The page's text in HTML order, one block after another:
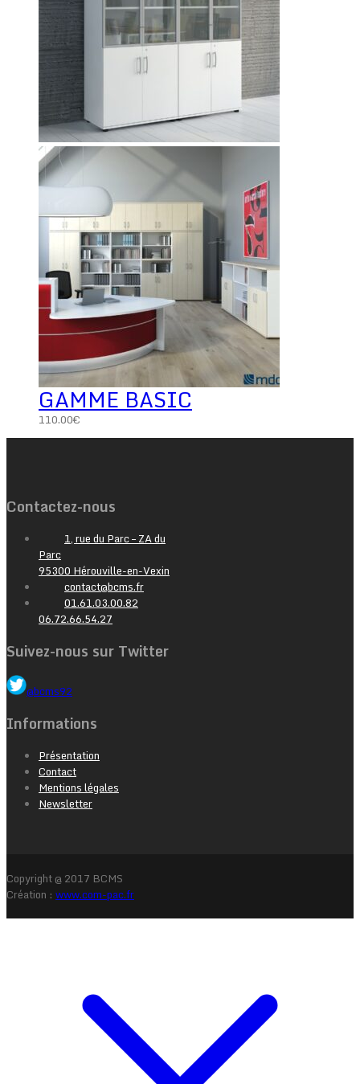
GAMME BASIC
110.00€
Contactez-nous
1, rue du Parc – ZA du
Parc
95300 Hérouville-en-Vexin
contact@bcms.fr
01.61.03.00.82
06.72.66.54.27
Suivez-nous sur Twitter
@bcms92
Informations
Présentation
Contact
Mentions légales
Newsletter
Copyright @ 2017 BCMS
Création : www.com-pac.fr